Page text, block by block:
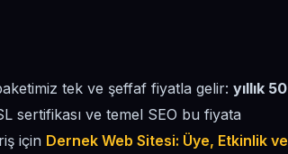
tek ve şeffaf fiyatla gelir: yıllık 50
sertifikası ve temel SEO bu fiyata
için Dernek Web Sitesi: Üye, Etkinlik ve